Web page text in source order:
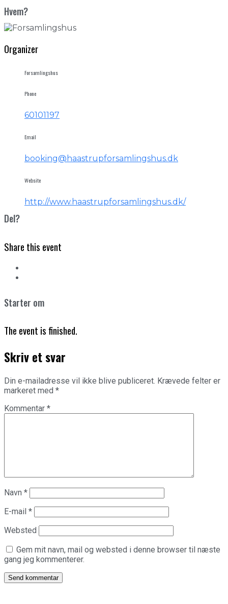
Hvem?
Organizer
Forsamlingshus
Phone
60101197
Email
booking@haastrupforsamlingshus.dk
Website
http://www.haastrupforsamlingshus.dk/
Del?
Share this event
Starter om
The event is finished.
Skriv et svar
Din e-mailadresse vil ikke blive publiceret. Krævede felter er
markeret med *
Kommentar *
Navn *
E-mail *
Websted
Gem mit navn, mail og websted i denne browser til næste
gang jeg kommenterer.